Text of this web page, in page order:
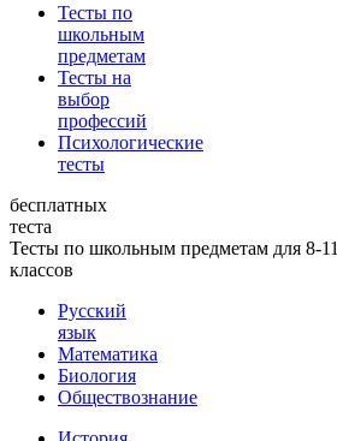
Тесты по
школьным
предметам
Тесты на
выбор
профессий
Психологические
тесты
бесплатных
теста
Тесты по школьным предметам для 8-11
классов
Русский
язык
Математика
Биология
Обществознание